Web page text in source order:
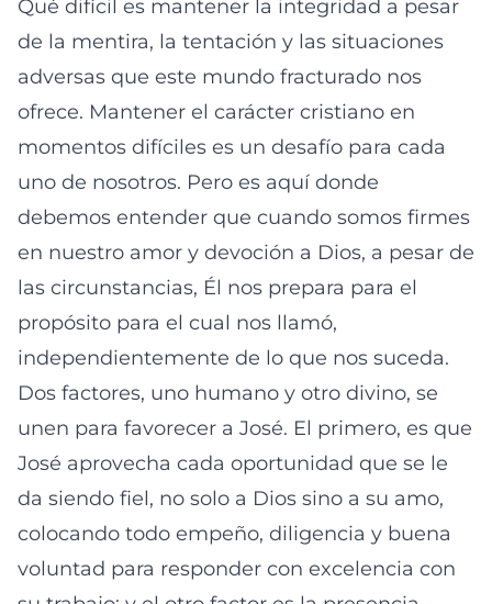
Qué difícil es mantener la integridad a pesar
de la mentira, la tentación y las situaciones
adversas que este mundo fracturado nos
ofrece. Mantener el carácter cristiano en
momentos difíciles es un desafío para cada
uno de nosotros. Pero es aquí donde
debemos entender que cuando somos firmes
en nuestro amor y devoción a Dios, a pesar de
las circunstancias, Él nos prepara para el
propósito para el cual nos llamó,
independientemente de lo que nos suceda.
Dos factores, uno humano y otro divino, se
unen para favorecer a José. El primero, es que
José aprovecha cada oportunidad que se le
da siendo fiel, no solo a Dios sino a su amo,
colocando todo empeño, diligencia y buena
voluntad para responder con excelencia con